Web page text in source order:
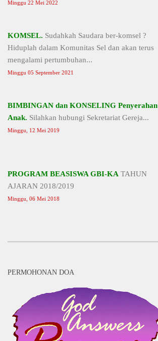
Minggu 22 Mei 2022
KOMSEL. Sudahkah Saudara ber-komsel ?
Hiduplah dalam Komunitas Sel dan akan terus
mengalami pertumbuhan...
Minggu 05 September 2021
BIMBINGAN dan KONSELING Penyerahan
Anak. Silahkan hubungi Sekretariat Gereja...
Minggu, 12 Mei 2019
PROGRAM BEASISWA GBI-KA TAHUN
AJARAN 2018/2019
Minggu, 06 Mei 2018
PERMOHONAN DOA